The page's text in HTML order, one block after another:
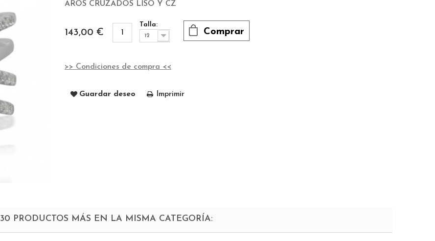
AROS CRUZADOS LISO Y CZ
143,00 €
Talla:
12 Comprar
>> Condiciones de compra <<
Guardar deseo Imprimir
30 PRODUCTOS MÁS EN LA MISMA CATEGORÍA: